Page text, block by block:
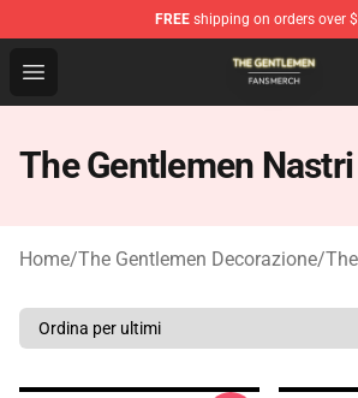
FREE shipping on orders over
Open menu
The Gentlemen Shop - Official
The Gentlemen Nastri
Home/The Gentlemen Decorazione/